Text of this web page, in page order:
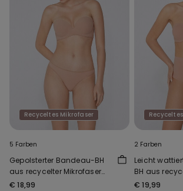
Recyceltes Mikrofaser
5 Farben
Gepolsterter Bandeau-BH
aus recycelter Mikrofaser
mit Ausschnitt
€ 18,99
2 Farben
Leicht
BH aus
Mikrofaser
€ 19,99